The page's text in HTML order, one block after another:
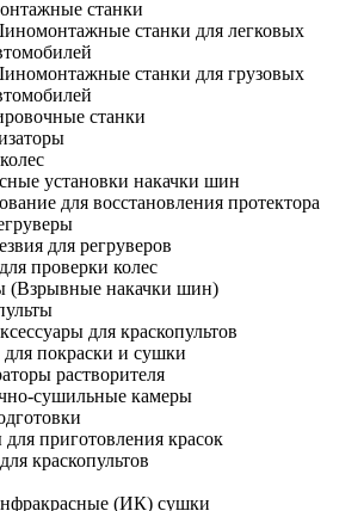
станки
станки для легковых
станки для грузовых
станки
установки накачки шин
для восстановления протектора
для регруверов
проверки колес
(Взрывные накачки шин)
для краскопультов
покраски и сушки
растворителя
сушильные камеры
приготовления красок
краскопультов
(ИК) сушки